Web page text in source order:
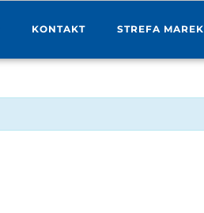
KONTAKT STREFA MAREK